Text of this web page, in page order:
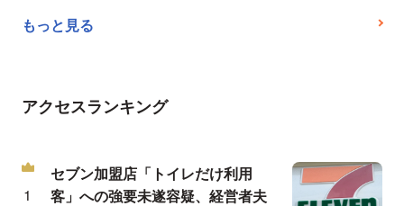
もっと見る
アクセスランキング
セブン加盟店「トイレだけ利用
客」への強要未遂容疑、経営者夫